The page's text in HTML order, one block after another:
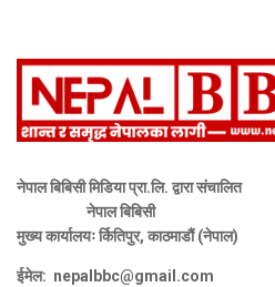
नेपाल बिबिसी मिडिया प्रा.लि. द्वारा संचालित
नेपाल बिबिसी
मुख्य कार्यालयः र्कितिपुर, काठमाडौं (नेपाल)
ईमेल: nepalbbc@gmail.com